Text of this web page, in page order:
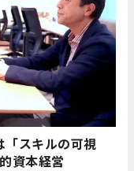
スキルの可視
資本経営